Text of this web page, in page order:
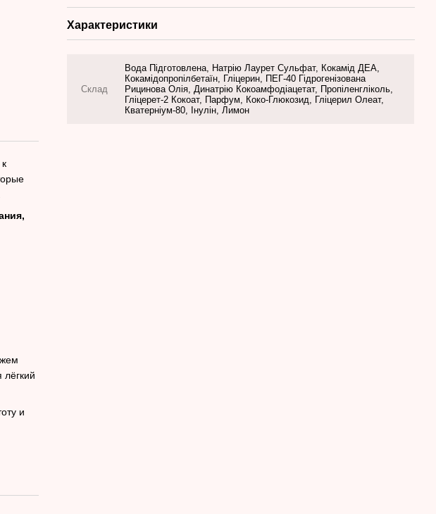
и
Характеристики
Склад
Вода Підготовлена, Натрію Лаурет Сульфат, Кокамід ДЕА,
Кокамідопропілбетаїн, Гліцерин, ПЕГ-40 Гідрогенізована
Рицинова Олія, Динатрію Кокоамфодіацетат, Пропіленгліколь,
Гліцерет-2 Кокоат, Парфум, Коко-Глюкозид, Гліцерил Олеат,
Кватерніум-80, Інулін, Лимон